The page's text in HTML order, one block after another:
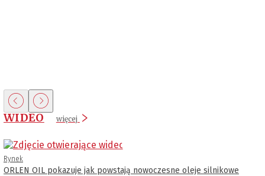
WIDEO więcej
Rynek
ORLEN OIL pokazuje jak powstają nowoczesne oleje silnikowe